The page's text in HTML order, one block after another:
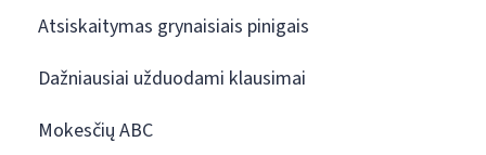
Atsiskaitymas grynaisiais pinigais
Dažniausiai užduodami klausimai
Mokesčių ABC